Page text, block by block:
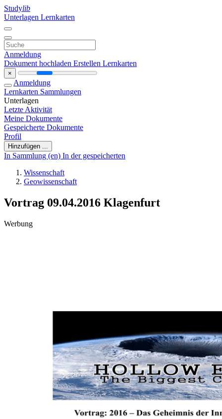
Studylib
Unterlagen Lernkarten
Anmeldung
Dokument hochladen Erstellen Lernkarten
×
Anmeldung
Lernkarten Sammlungen
Unterlagen
Letzte Aktivität
Meine Dokumente
Gespeicherte Dokumente
Profil
Hinzufügen ...
In Sammlung (en) In der gespeicherten
Wissenschaft
Geowissenschaft
Vortrag 09.04.2016 Klagenfurt
Werbung